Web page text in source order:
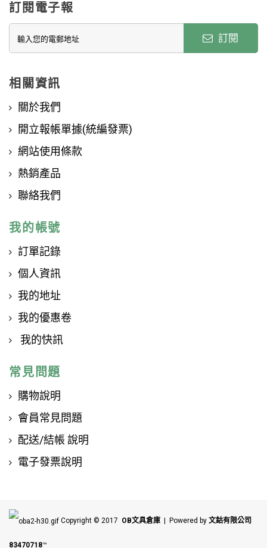
訂閱電子報
訂閱
相關資訊
關於我們
開立報帳單據(統編發票)
網站使用條款
熱銷產品
聯絡我們
我的帳號
訂單記錄
個人資訊
我的地址
我的優惠卷
我的快訊
常見問題
購物說明
會員常見問題
配送/結帳 說明
電子發票說明
Copyright © 2017 OB文具倉庫 | Powered by 文鈷有限公司
83470718™